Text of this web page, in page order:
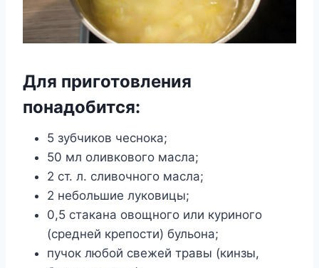
Для приготовления
понадобится:
5 зубчиков чеснока;
50 мл оливкового масла;
2 ст. л. сливочного масла;
2 небольшие луковицы;
0,5 стакана овощного или куриного
(средней крепости) бульона;
пучок любой свежей травы (кинзы,